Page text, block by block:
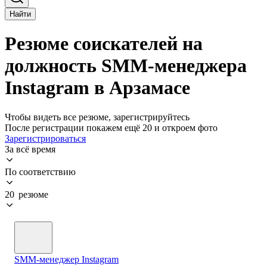
Найти
Резюме соискателей на
должность SMM-менеджера
Instagram в Арзамасе
Чтобы видеть все резюме, зарегистрируйтесь
После регистрации покажем ещё 20 и откроем фото
Зарегистрироваться
За всё время
По соответствию
20 резюме
SMM-менеджер Instagram